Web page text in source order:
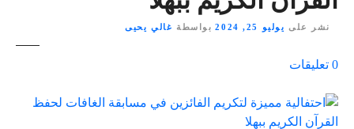
نشر على يوليو 25, 2024 بواسطة غالي يحيى
0 تعليقات
ى
٪